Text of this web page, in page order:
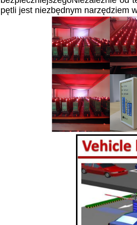
pętli jest niezbędnym narzędziem